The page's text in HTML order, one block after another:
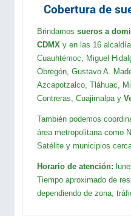
Cobertura de
Brindamos sueros a
CDMX y en las 16
Cuauhtémoc, Miguel
Obregón, Gustavo A.
Azcapotzalco, Tláhuac,
Contreras, Cuajimalpa y
También podemos
área metropolitana como
Satélite y municipios
Horario de atención:
Tiempo aproximado de
dependiendo de zona,